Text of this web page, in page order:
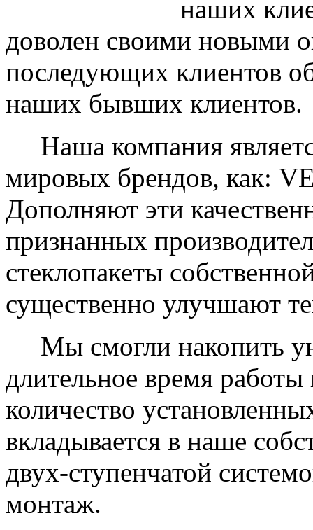
наших
доволен своими новыми
последующих клиентов
наших бывших клиентов.
Наша компания
мировых брендов, как:
Дополняют эти
признанных
стеклопакеты
существенно улучшают
Мы смогли накопить
длительное время
количество
вкладывается в наше
двух-ступенчатой
монтаж.